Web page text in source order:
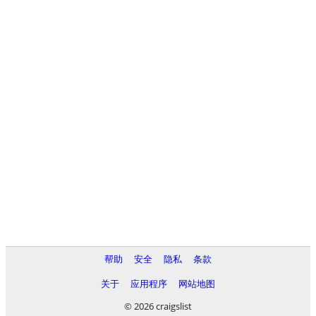
帮助 安全 隐私
条款
关于
应用程序
网站地图
© 2026 craigslist